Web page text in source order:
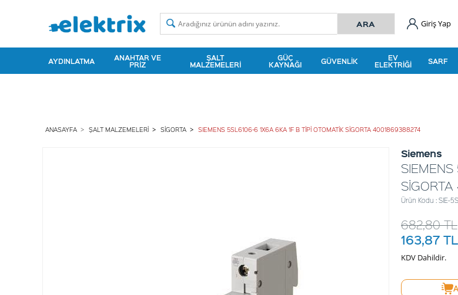
Giriş Yap
AYDINLATMA ANAHTAR VE
PRIZ
ŞALT
MALZEMELERI
GÜÇ
KAYNAĞI GÜVENLIK EV
ELEKTRIĞI SARF
ANASAYFA ŞALT MALZEMELERI SIGORTA SIEMENS 5SL6106-6 1X6A 6KA 1F B TİPİ OTOMATİK SİGORTA 4001869388274
Siemens
Ürün Kodu : SIE-
682,80TL
163,87 TL
KDV Dahildir.